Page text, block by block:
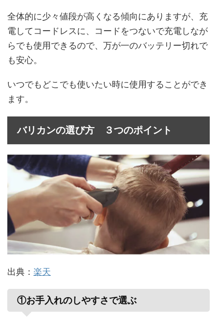
全体的に少々値段が高くなる傾向にありますが、充
電してコードレスに、コードをつないで充電しなが
らでも使用できるので、万が一のバッテリー切れで
も安心。
いつでもどこでも使いたい時に使用することができ
ます。
バリカンの選び方 ３つのポイント
出典： 楽天
①お手入れのしやすさで選ぶ